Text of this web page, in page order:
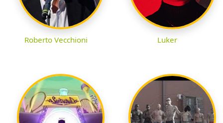
Roberto Vecchioni Luker